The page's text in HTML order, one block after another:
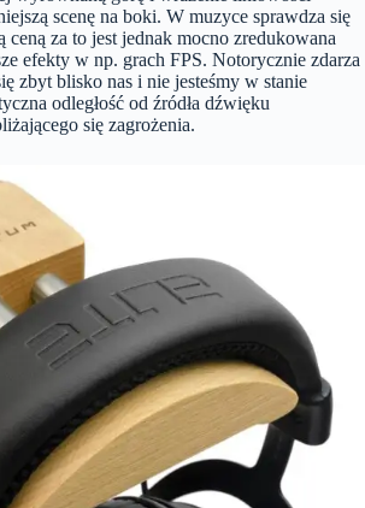
scenę na boki. W muzyce sprawdza się
ceną za to jest jednak mocno zredukowana
efekty w np. grach FPS. Notorycznie zdarza
zbyt blisko nas i nie jesteśmy w stanie
odległość od źródła dźwięku
się zagrożenia.